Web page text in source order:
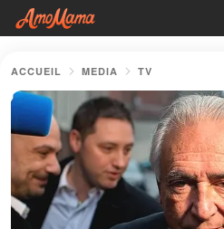
ACCUEIL MEDIA TV